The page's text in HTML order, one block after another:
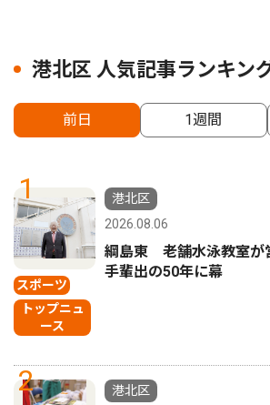
港北区 人気記事ランキン
前日 1週間
1
スポーツ
トップニュ
ース
港北区
2026.08.06
綱島東 老舗水泳教室
手輩出の50年に幕
2
港北区